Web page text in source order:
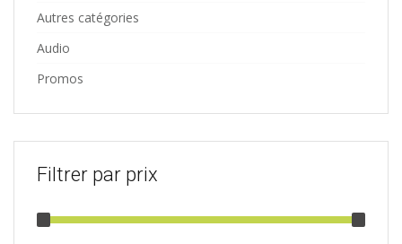
Autres catégories
Audio
Promos
Filtrer par prix